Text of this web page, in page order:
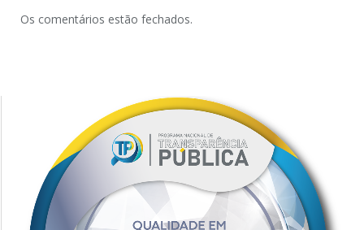
Os comentários estão fechados.